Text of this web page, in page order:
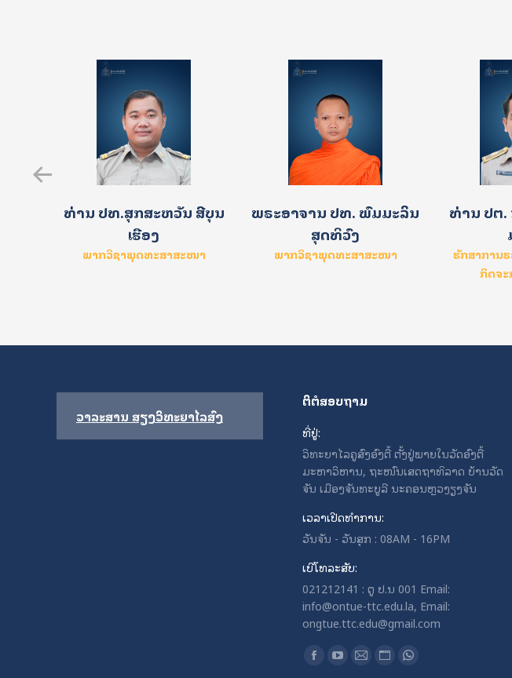
ທ່ານ ປທ.ສຸກສະຫວັນ ສີບຸນ
ເຮືອງ
ພາກວິຊາພຸດທະສາສະໜາ
ພຣະອາຈານ ປທ. ພົມມະລິນ
ສຸດທິວົງ
ພາກວິຊາພຸດທະສາສະໜາ
ທ່ານ ປຕ
ຮັກສາການ
ກິດຈ
ວາລະສານ ສຽງວິທະຍາໄລສົງ
ຕິຕໍສອບຖາມ
ທີ່ຢູ່:
ວິທະຍາໄລຄູສົງອົງຕື້ ຕັ້ງຢູ່ພາຍໃນວັດອົງຕື້
ມະຫາວິຫານ, ຖະໜົນເສດຖາທິລາດ ບ້ານວັດ
ຈັນ ເມືອງຈັນທະບູລີ ນະຄອນຫຼວງຽງຈັນ
ເວລາເປີດທໍາການ:
ວັນຈັນ - ວັນສຸກ : 08AM - 16PM
ເບີໂທລະສັບ:
021212141 : ຕູ ປ.ນ 001 Email:
info@ontue-ttc.edu.la, Email:
ongtue.ttc.edu@gmail.com
Find us on:
Facebook
YouTube
MailWebsiteWhatsapp